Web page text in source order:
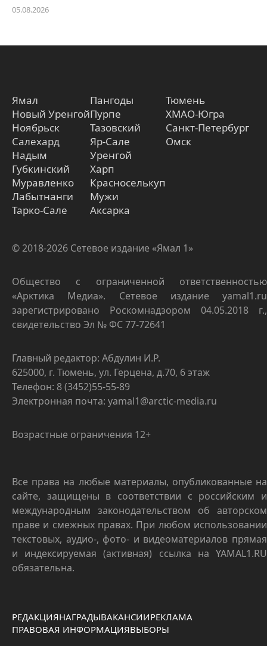
05.08.2026
Ямал
Новый Уренгой
Ноябрьск
Салехард
Надым
Губкинский
Муравленко
Лабытнанги
Тарко-Сале
Пангоды
Пурпе
Тазовский
Яр-Сале
Уренгой
Харп
Красноселькуп
Мужи
Аксарка
Тюмень
ХМАО-Югра
Санкт-Петербург
Омск
© 2018-2026 Сетевое издание «Ямал 1»
Общество с ограниченной ответственностью
«Арктика Медиа». Сетевое издание yamal1.ru
зарегистрировано Роскомнадзором 04.05.2018 г.,
свидетельство Эл № ФС 77-72641
Главный редактор: Абдулин И.Р.
625000, г. Тюмень, ул. Герцена, д.70, 6 этаж
Телефон: 8 (3452)55-55-89
Электронная почта: yamal1@arctic-media.ru
Возрастные ограничения 12+
Все права на любые материалы, опубликованные на
сайте, защищены в соответствии с российским и
международным законодательством об авторском
праве и смежных правах. При любом использовании
текстовых, аудио-, фото- и видеоматериалов прямая
и индексируемая (активная) ссылка на YAMAL1.RU
обязательна.
РЕДАКЦИЯНАГРАДЫВАКАНСИИРЕКЛАМА
ПРАВОВАЯ ИНФОРМАЦИЯВЫБОРЫ